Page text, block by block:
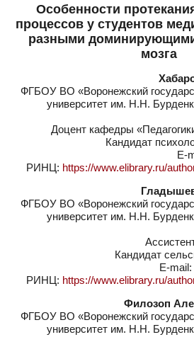
Особенности
процессов у студентов
разными
мозга
ФГБОУ ВО «Воронежский
университет им. Н.Н.
Доцент кафедры
Кандидат
E-
РИНЦ: https://www.elibrary.ru/
ФГБОУ ВО «Воронежский
университет им. Н.Н.
Кандидат
E-
РИНЦ: https://www.elibrary.ru/
Филозоп
ФГБОУ ВО «Воронежский
университет им. Н.Н.